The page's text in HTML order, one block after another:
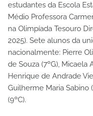
estudantes da Escola
Médio Professora
na Olimpíada Tesouro
2025). Sete alunos da
nacionalmente: Pierre
de Souza (7ºG), Micaela
Henrique de Andrade
Guilherme Maria Sabino
(9ºC).